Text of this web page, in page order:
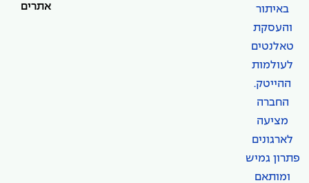
אתרים
באיתור
והעסקת
טאלנטים
לעולמות
ההייטק.
החברה
מציעה
לארגונים
פתרון גמיש
ומותאם